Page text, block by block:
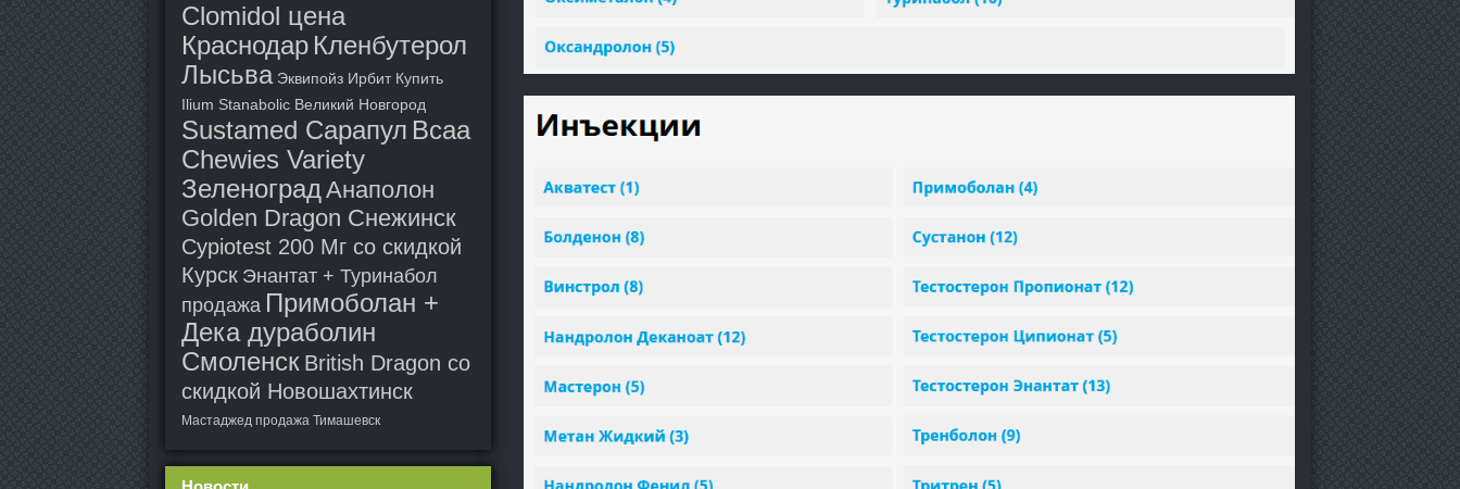
Clomidol цена
Краснодар Кленбутерол
Лысьва Эквипойз Ирбит Купить
Ilium Stanabolic Великий Новгород
Sustamed Сарапул Bcaa
Chewies Variety
ЗеленоградАнаполон
Golden Dragon Снежинск
Cypiotest 200 Мг со скидкой
Курск Энантат + Туринабол
продажа Примоболан +
Дека дураболин
Смоленск British Dragon со
скидкой Новошахтинск
Мастаджед продажа Тимашевск